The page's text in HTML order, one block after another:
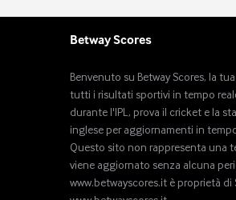
Betway Scores
Benvenuto su Betway Scores, la
tutti i risultati sportivi in ​​tempo
durante l'IPL, prova il cricket e la
inglese per aggiornamenti in
Questo sito non rappresenta una
viene aggiornato senza alcuna
www.betwayscores.it è proprietà di